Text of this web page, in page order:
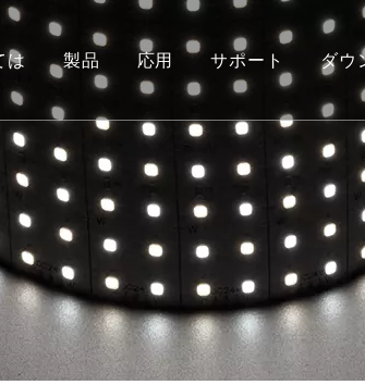
は 製品
ルストリップライト COB フレキシブル
応用
再建 トロントのサイン
サポート ダウ